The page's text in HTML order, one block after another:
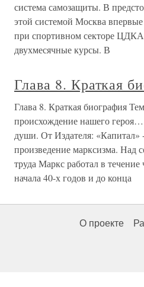
система самозащиты. В
этой системой Москва
при спортивном секторе
двухмесячные курсы. В
Глава 8. Краткая
Глава 8. Краткая биография
происхождение нашего
души. От Издателя: «Капитал»
произведение марксизма. Над
труда Маркс работал в течение
начала 40-х годов и до конца
О проекте